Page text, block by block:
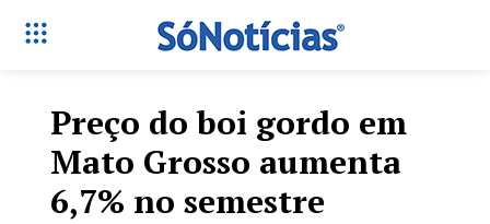
Preço do boi gordo em
Mato Grosso aumenta
6,7% no semestre